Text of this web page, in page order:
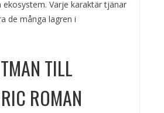
Varje karaktär tjänar
de många lagren i
TILL
ROMAN